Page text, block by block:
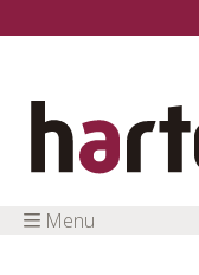
Menu